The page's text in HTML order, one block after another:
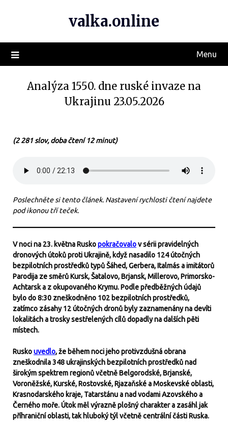
valka.online
Menu
Analýza 1550. dne ruské invaze na
Ukrajinu 23.05.2026
(2 281 slov, doba čtení 12 minut)
Poslechněte si tento článek. Nastavení rychlosti čtení najdete
pod ikonou tří teček.
V noci na 23. května Ruskopokračovalov sérii pravidelných
dronových útoků proti Ukrajině, když nasadilo 124 útočných
bezpilotních prostředků typů Šáhed, Gerbera, Italmás a imitátorů
Parodija ze směrů Kursk, Šatalovo, Brjansk, Millerovo, Primorsko-
Achtarsk a z okupovaného Krymu. Podle předběžných údajů
bylo do 8:30 zneškodněno 102 bezpilotních prostředků,
zatímco zásahy 12 útočných dronů byly zaznamenány na devíti
lokalitách a trosky sestřelených cílů dopadly na dalších pěti
místech.
Ruskouvedlo, že během noci jeho protivzdušná obrana
zneškodnila 348 ukrajinských bezpilotních prostředků nad
širokým spektrem regionů včetně Belgorodské, Brjanské,
Voroněžské, Kurské, Rostovské, Rjazaňské a Moskevské oblasti,
Krasnodarského kraje, Tatarstánu a nad vodami Azovského a
Černého moře. Útok měl výrazně plošný charakter a zasáhl jak
příhraniční oblasti, tak hluboký týl včetně centrální části Ruska.